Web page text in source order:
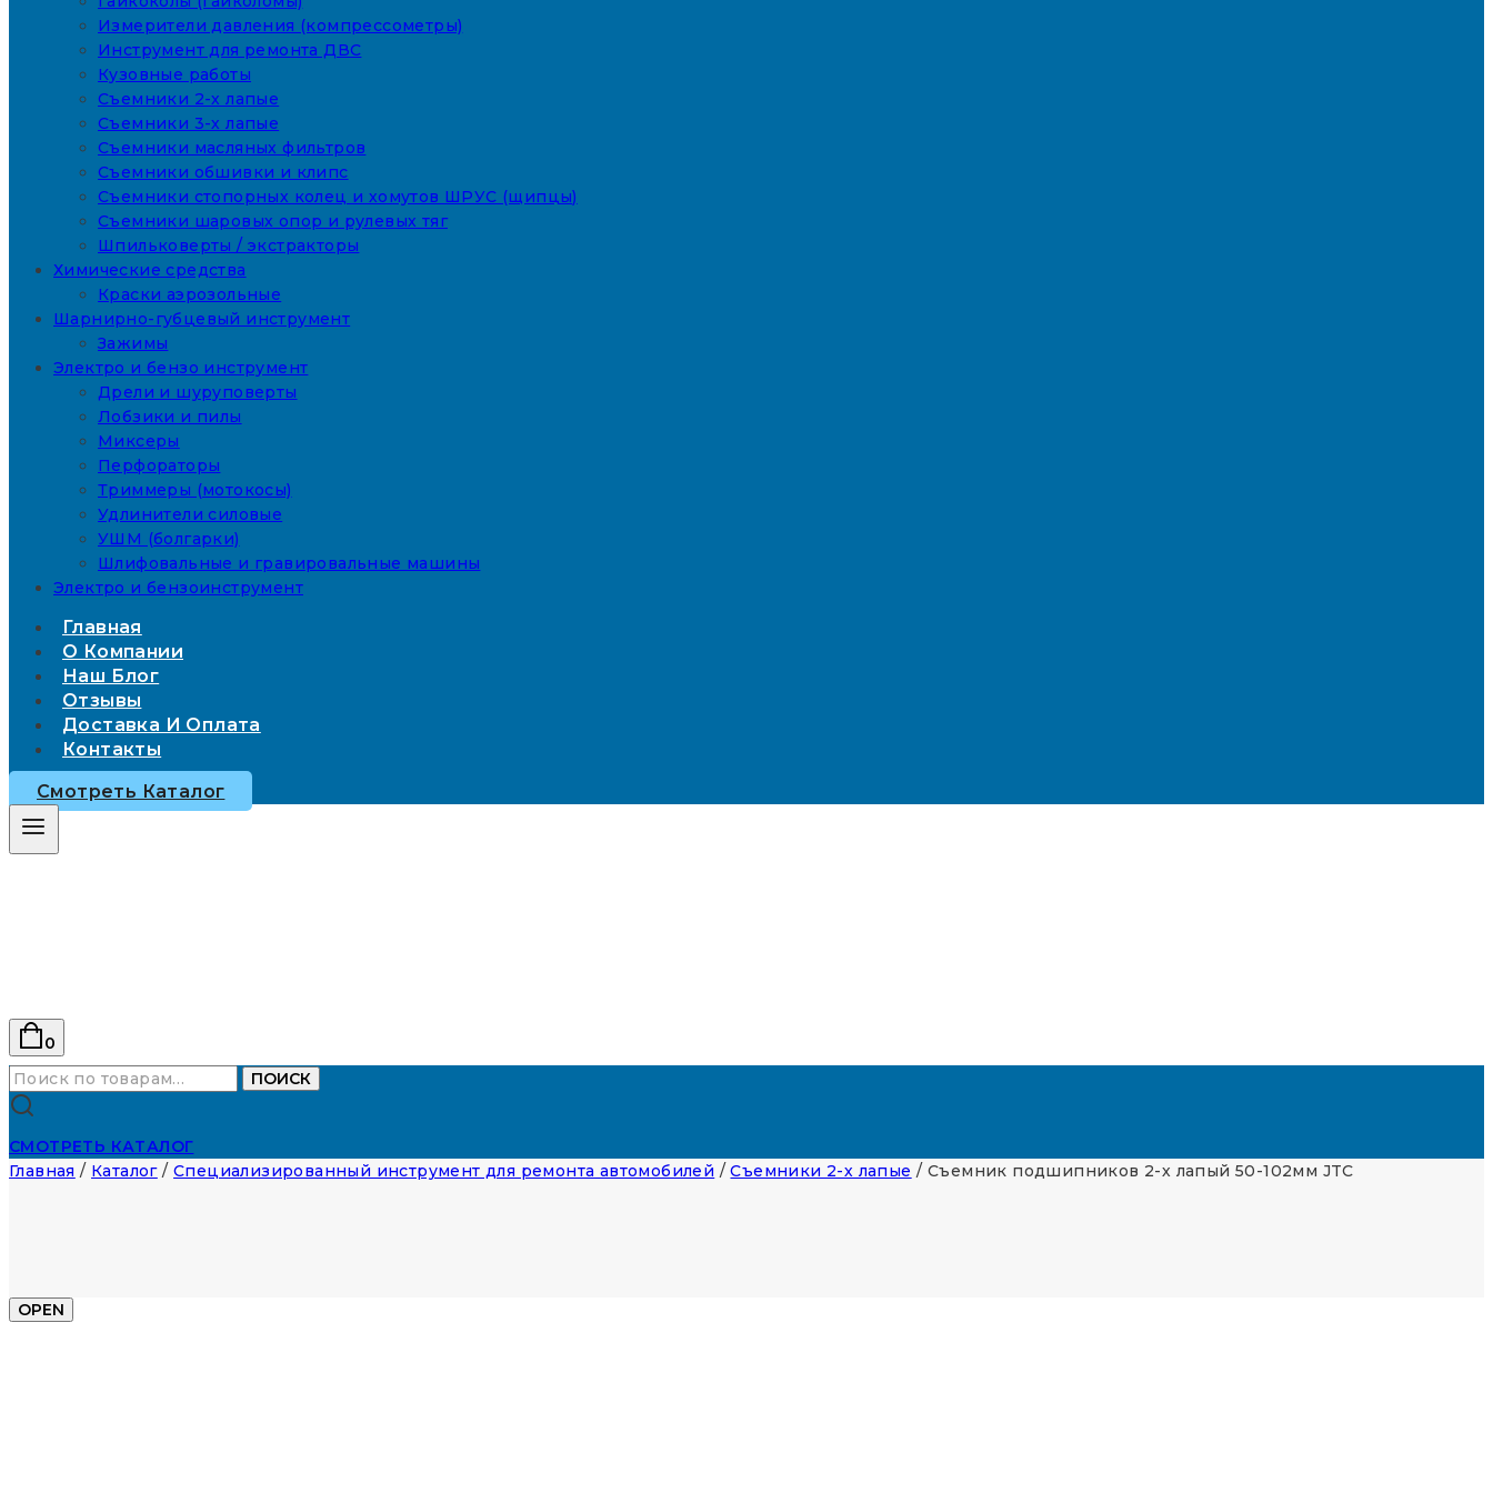
Измерители давления (компрессометры)
Инструмент для ремонта ДВС
Кузовные работы
Съемники 2-х лапые
Съемники 3-х лапые
Съемники масляных фильтров
Съемники обшивки и клипс
Съемники стопорных колец и хомутов ШРУС (щипцы)
Съемники шаровых опор и рулевых тяг
Шпильковерты / экстракторы
Химические средства
Краски аэрозольные
Шарнирно-губцевый инструмент
Зажимы
Электро и бензо инструмент
Дрели и шуруповерты
Лобзики и пилы
Миксеры
Перфораторы
Триммеры (мотокосы)
Удлинители силовые
УШМ (болгарки)
Шлифовальные и гравировальные машины
Электро и бензоинструмент
Главная
О Компании
Наш Блог
Отзывы
Доставка И Оплата
Контакты
Смотреть Каталог
0
Искать:
ПОИСК
СМОТРЕТЬ КАТАЛОГ
Главная / Каталог / Специализированный инструмент для ремонта автомобилей / Съемники 2-х лапые / Съемник подшипников 2-х лапый 50-102мм JTC
OPEN